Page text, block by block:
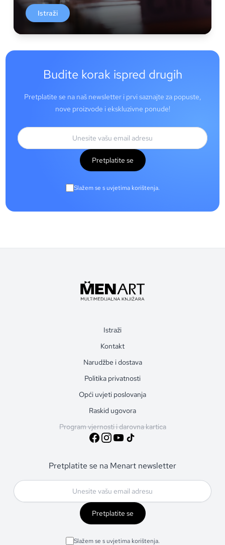
Istraži
Budite korak ispred drugih
Pretplatite se na naš newsletter i prvi saznajte za popuste,
nove proizvode i ekskluzivne ponude!
Pretplatite se
Slažem se s uvjetima korištenja.
Istraži
Kontakt
Narudžbe i dostava
Politika privatnosti
Opći uvjeti poslovanja
Raskid ugovora
Program vjernosti i darovna kartica
Pretplatite se na Menart newsletter
Pretplatite se
Slažem se s uvjetima korištenja.